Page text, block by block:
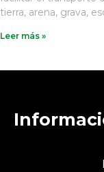
tierra, arena, grava,
Leer más »